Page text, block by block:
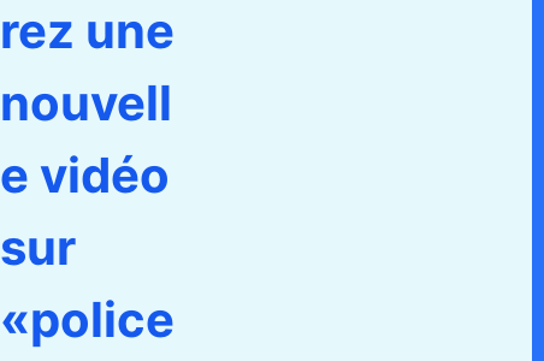
rez une
nouvell
e vidéo
sur
«police